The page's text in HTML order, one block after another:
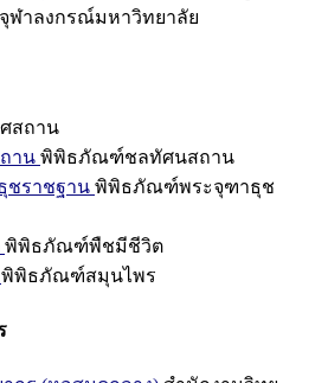
ฬาลงกรณ์มหาวิทยาลัย
สถาน
าน พิพิธภัณฑ์ชลทัศนสถาน
ราชฐาน พิพิธภัณฑ์พระจุฑาธุช
พิพิธภัณฑ์พืชมีชีวิต
พิพิธภัณฑ์สมุนไพร